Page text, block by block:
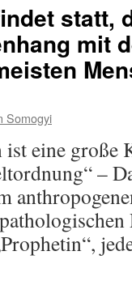
statt,
mit
Somogyi
eine große
–